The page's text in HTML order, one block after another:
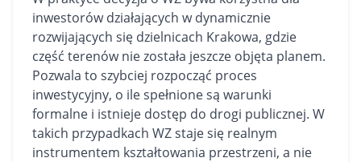
inwestorów działających w dynamicznie
rozwijających się dzielnicach Krakowa, gdzie
część terenów nie została jeszcze objęta planem.
Pozwala to szybciej rozpocząć proces
inwestycyjny, o ile spełnione są warunki
formalne i istnieje dostęp do drogi publicznej. W
takich przypadkach WZ staje się realnym
instrumentem kształtowania przestrzeni, a nie